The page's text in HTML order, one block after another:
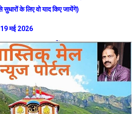
के लिए वो याद किए जायेंगे)
19 मई 2026